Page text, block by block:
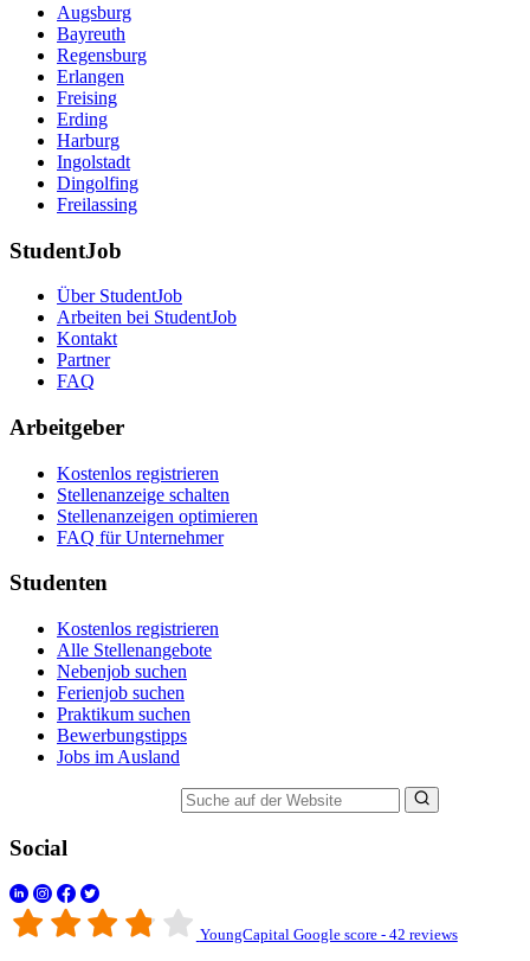
Augsburg
Bayreuth
Regensburg
Erlangen
Freising
Erding
Harburg
Ingolstadt
Dingolfing
Freilassing
StudentJob
Über StudentJob
Arbeiten bei StudentJob
Kontakt
Partner
FAQ
Arbeitgeber
Kostenlos registrieren
Stellenanzeige schalten
Stellenanzeigen optimieren
FAQ für Unternehmer
Studenten
Kostenlos registrieren
Alle Stellenangebote
Nebenjob suchen
Ferienjob suchen
Praktikum suchen
Bewerbungstipps
Jobs im Ausland
Social
YoungCapital Google score - 42 reviews